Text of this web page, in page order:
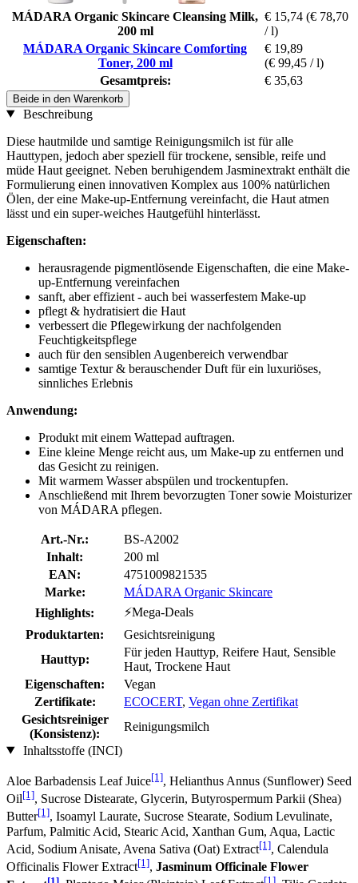
MÁDARA Organic Skincare Cleansing Milk,
200 ml
€ 15,74 (€ 78,70
/ l)
MÁDARA Organic Skincare Comforting
Toner, 200 ml
€ 19,89
(€ 99,45 / l)
Gesamtpreis:
€ 35,63
Beide in den Warenkorb
Beschreibung
Diese hautmilde und samtige Reinigungsmilch ist für alle
Hauttypen, jedoch aber speziell für trockene, sensible, reife und
müde Haut geeignet. Neben beruhigendem Jasminextrakt enthält die
Formulierung einen innovativen Komplex aus 100% natürlichen
Ölen, der eine Make-up-Entfernung vereinfacht, die Haut atmen
lässt und ein super-weiches Hautgefühl hinterlässt.
Eigenschaften:
herausragende pigmentlösende Eigenschaften, die eine Make-
up-Entfernung vereinfachen
sanft, aber effizient - auch bei wasserfestem Make-up
pflegt & hydratisiert die Haut
verbessert die Pflegewirkung der nachfolgenden
Feuchtigkeitspflege
auch für den sensiblen Augenbereich verwendbar
samtige Textur & berauschender Duft für ein luxuriöses,
sinnliches Erlebnis
Anwendung:
Produkt mit einem Wattepad auftragen.
Eine kleine Menge reicht aus, um Make-up zu entfernen und
das Gesicht zu reinigen.
Mit warmem Wasser abspülen und trockentupfen.
Anschließend mit Ihrem bevorzugten Toner sowie Moisturizer
von MÁDARA pflegen.
Art.-Nr.:
BS-A2002
Inhalt:
200 ml
EAN:
4751009821535
Marke:
MÁDARA Organic Skincare
Highlights:
⚡Mega-Deals
Produktarten:
Gesichtsreinigung
Hauttyp:
Für jeden Hauttyp, Reifere Haut, Sensible
Haut, Trockene Haut
Eigenschaften:
Vegan
Zertifikate:
ECOCERT, Vegan ohne Zertifikat
Gesichtsreiniger
(Konsistenz):
Reinigungsmilch
Inhaltsstoffe (INCI)
Aloe Barbadensis Leaf Juice[1], Helianthus Annus (Sunflower) Seed
Oil[1], Sucrose Distearate, Glycerin, Butyrospermum Parkii (Shea)
Butter[1], Isoamyl Laurate, Sucrose Stearate, Sodium Levulinate,
Parfum, Palmitic Acid, Stearic Acid, Xanthan Gum, Aqua, Lactic
Acid, Sodium Anisate, Avena Sativa (Oat) Extract[1], Calendula
Officinalis Flower Extract[1], Jasminum Officinale Flower
[1] [1]